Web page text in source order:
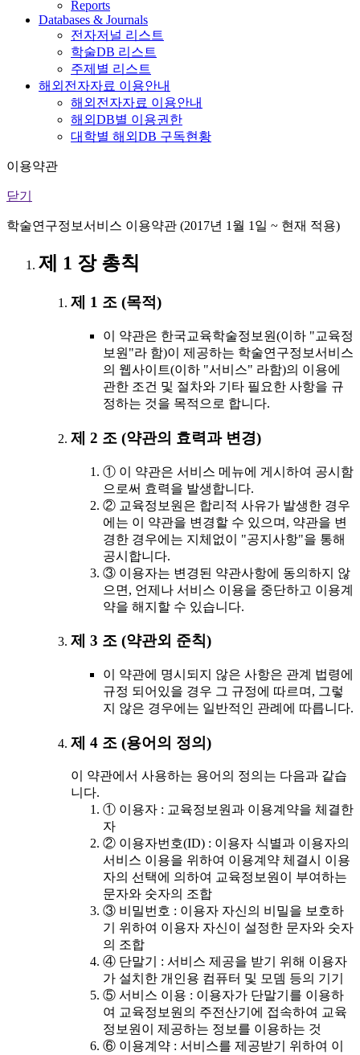
Reports
Databases & Journals
전자저널 리스트
학술DB 리스트
주제별 리스트
해외전자자료 이용안내
해외전자자료 이용안내
해외DB별 이용권한
대학별 해외DB 구독현황
이용약관
닫기
학술연구정보서비스 이용약관 (2017년 1월 1일 ~ 현재 적용)
제 1 장 총칙
제 1 조 (목적)
이 약관은 한국교육학술정보원(이하 "교육정
보원"라 함)이 제공하는 학술연구정보서비스
의 웹사이트(이하 "서비스" 라함)의 이용에
관한 조건 및 절차와 기타 필요한 사항을 규
정하는 것을 목적으로 합니다.
제 2 조 (약관의 효력과 변경)
① 이 약관은 서비스 메뉴에 게시하여 공시함
으로써 효력을 발생합니다.
② 교육정보원은 합리적 사유가 발생한 경우
에는 이 약관을 변경할 수 있으며, 약관을 변
경한 경우에는 지체없이 "공지사항"을 통해
공시합니다.
③ 이용자는 변경된 약관사항에 동의하지 않
으면, 언제나 서비스 이용을 중단하고 이용계
약을 해지할 수 있습니다.
제 3 조 (약관외 준칙)
이 약관에 명시되지 않은 사항은 관계 법령에
규정 되어있을 경우 그 규정에 따르며, 그렇
지 않은 경우에는 일반적인 관례에 따릅니다.
제 4 조 (용어의 정의)
이 약관에서 사용하는 용어의 정의는 다음과 같습
니다.
① 이용자 : 교육정보원과 이용계약을 체결한
자
② 이용자번호(ID) : 이용자 식별과 이용자의
서비스 이용을 위하여 이용계약 체결시 이용
자의 선택에 의하여 교육정보원이 부여하는
문자와 숫자의 조합
③ 비밀번호 : 이용자 자신의 비밀을 보호하
기 위하여 이용자 자신이 설정한 문자와 숫자
의 조합
④ 단말기 : 서비스 제공을 받기 위해 이용자
가 설치한 개인용 컴퓨터 및 모뎀 등의 기기
⑤ 서비스 이용 : 이용자가 단말기를 이용하
여 교육정보원의 주전산기에 접속하여 교육
정보원이 제공하는 정보를 이용하는 것
⑥ 이용계약 : 서비스를 제공받기 위하여 이